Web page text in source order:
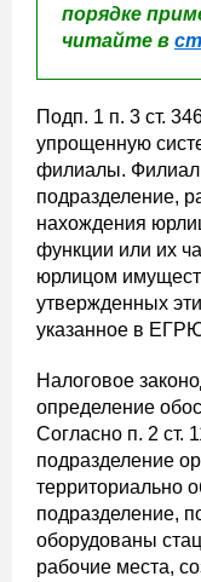
порядке
читайте в
Подп. 1 п. 3 ст.
упрощенную
филиалы. Филиал
подразделение,
нахождения
функции или их
юрлицом
утвержденных
указанное в
Налоговое
определение
Согласно п. 2 ст.
подразделение
территориально
подразделение,
оборудованы
рабочие места,